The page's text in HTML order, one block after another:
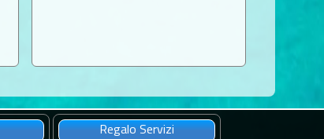
Regalo Servizi